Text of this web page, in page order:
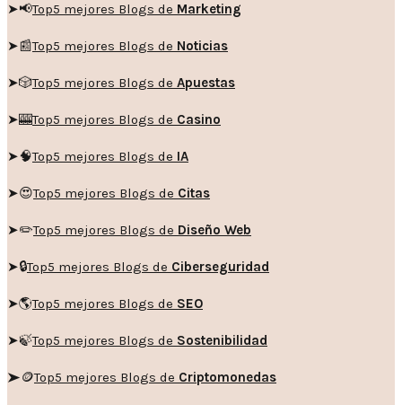
➤📢Top5 mejores Blogs de Marketing
➤📰Top5 mejores Blogs de Noticias
➤🎲Top5 mejores Blogs de Apuestas
➤🎰Top5 mejores Blogs de Casino
➤🧠Top5 mejores Blogs de IA
➤😍Top5 mejores Blogs de Citas
➤✏️Top5 mejores Blogs de Diseño Web
➤🔒Top5 mejores Blogs de Ciberseguridad
➤🌎Top5 mejores Blogs de SEO
➤🍃Top5 mejores Blogs de Sostenibilidad
➤🪙Top5 mejores Blogs de Criptomonedas